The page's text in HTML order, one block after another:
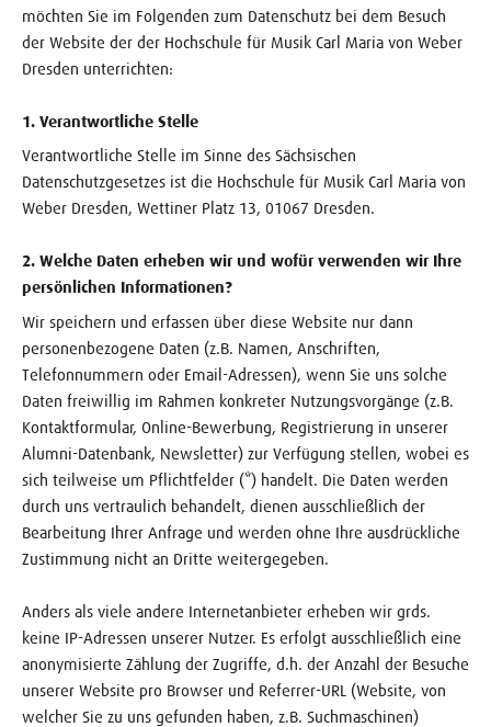
möchten Sie im Folgenden zum Datenschutz bei dem Besuch
der Website der der Hochschule für Musik Carl Maria von Weber
Dresden unterrichten:
1. Verantwortliche Stelle
Verantwortliche Stelle im Sinne des Sächsischen
Datenschutzgesetzes ist die Hochschule für Musik Carl Maria von
Weber Dresden, Wettiner Platz 13, 01067 Dresden.
2. Welche Daten erheben wir und wofür verwenden wir Ihre
persönlichen Informationen?
Wir speichern und erfassen über diese Website nur dann
personenbezogene Daten (z.B. Namen, Anschriften,
Telefonnummern oder Email-Adressen), wenn Sie uns solche
Daten freiwillig im Rahmen konkreter Nutzungsvorgänge (z.B.
Kontaktformular, Online-Bewerbung, Registrierung in unserer
Alumni-Datenbank, Newsletter) zur Verfügung stellen, wobei es
sich teilweise um Pflichtfelder (*) handelt. Die Daten werden
durch uns vertraulich behandelt, dienen ausschließlich der
Bearbeitung Ihrer Anfrage und werden ohne Ihre ausdrückliche
Zustimmung nicht an Dritte weitergegeben.
Anders als viele andere Internetanbieter erheben wir grds.
keine IP-Adressen unserer Nutzer. Es erfolgt ausschließlich eine
anonymisierte Zählung der Zugriffe, d.h. der Anzahl der Besuche
unserer Website pro Browser und Referrer-URL (Website, von
welcher Sie zu uns gefunden haben, z.B. Suchmaschinen)